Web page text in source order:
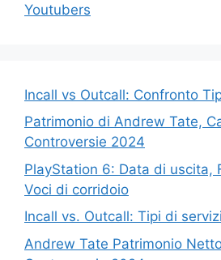
Youtubers
Incall vs Outcall: Confronto
Patrimonio di Andrew Tate,
Controversie 2024
PlayStation 6: Data di uscita,
Voci di corridoio
Incall vs. Outcall: Tipi di
Andrew Tate Patrimonio